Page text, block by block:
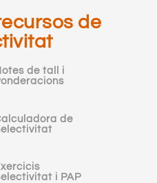
de
de tall i
de
i PAP